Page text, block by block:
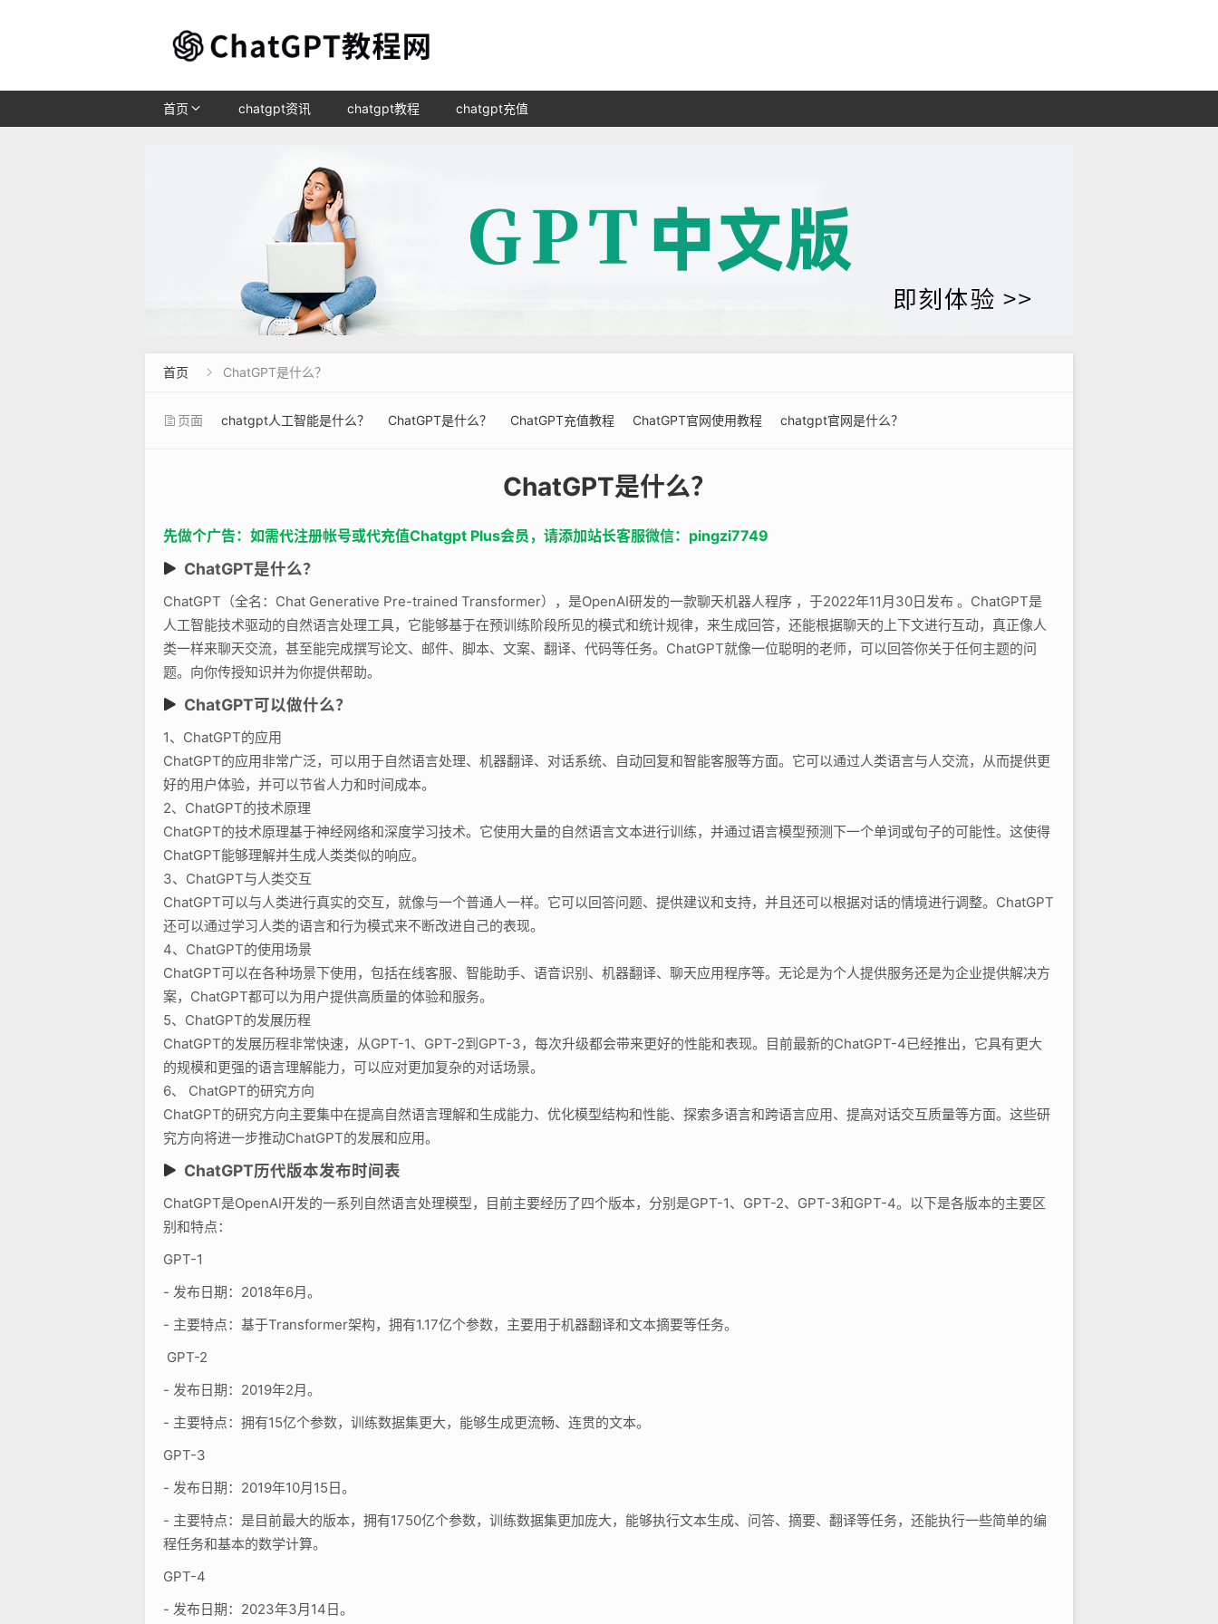
首页 chatgpt资讯 chatgpt教程 chatgpt充值
首页  ChatGPT是什么？
页面 chatgpt人工智能是什么？ ChatGPT是什么？ ChatGPT充值教程 ChatGPT官网使用教程 chatgpt官网是什么？
ChatGPT是什么？
先做个广告：如需代注册帐号或代充值Chatgpt Plus会员，请添加站长客服微信：pingzi7749
ChatGPT是什么？
ChatGPT（全名：Chat Generative Pre-trained Transformer），是OpenAI研发的一款聊天机器人程序 ，于2022年11月30日发布 。ChatGPT是
人工智能技术驱动的自然语言处理工具，它能够基于在预训练阶段所见的模式和统计规律，来生成回答，还能根据聊天的上下文进行互动，真正像人
类一样来聊天交流，甚至能完成撰写论文、邮件、脚本、文案、翻译、代码等任务。ChatGPT就像一位聪明的老师，可以回答你关于任何主题的问
题。向你传授知识并为你提供帮助。
ChatGPT可以做什么？
1、ChatGPT的应用
ChatGPT的应用非常广泛，可以用于自然语言处理、机器翻译、对话系统、自动回复和智能客服等方面。它可以通过人类语言与人交流，从而提供更
好的用户体验，并可以节省人力和时间成本。
2、ChatGPT的技术原理
ChatGPT的技术原理基于神经网络和深度学习技术。它使用大量的自然语言文本进行训练，并通过语言模型预测下一个单词或句子的可能性。这使得
ChatGPT能够理解并生成人类类似的响应。
3、ChatGPT与人类交互
ChatGPT可以与人类进行真实的交互，就像与一个普通人一样。它可以回答问题、提供建议和支持，并且还可以根据对话的情境进行调整。ChatGPT
还可以通过学习人类的语言和行为模式来不断改进自己的表现。
4、ChatGPT的使用场景
ChatGPT可以在各种场景下使用，包括在线客服、智能助手、语音识别、机器翻译、聊天应用程序等。无论是为个人提供服务还是为企业提供解决方
案，ChatGPT都可以为用户提供高质量的体验和服务。
5、ChatGPT的发展历程
ChatGPT的发展历程非常快速，从GPT-1、GPT-2到GPT-3，每次升级都会带来更好的性能和表现。目前最新的ChatGPT-4已经推出，它具有更大
的规模和更强的语言理解能力，可以应对更加复杂的对话场景。
6、 ChatGPT的研究方向
ChatGPT的研究方向主要集中在提高自然语言理解和生成能力、优化模型结构和性能、探索多语言和跨语言应用、提高对话交互质量等方面。这些研
究方向将进一步推动ChatGPT的发展和应用。
ChatGPT历代版本发布时间表
ChatGPT是OpenAI开发的一系列自然语言处理模型，目前主要经历了四个版本，分别是GPT-1、GPT-2、GPT-3和GPT-4。以下是各版本的主要区
别和特点：
GPT-1
- 发布日期：2018年6月。
- 主要特点：基于Transformer架构，拥有1.17亿个参数，主要用于机器翻译和文本摘要等任务。
GPT-2
- 发布日期：2019年2月。
- 主要特点：拥有15亿个参数，训练数据集更大，能够生成更流畅、连贯的文本。
GPT-3
- 发布日期：2019年10月15日。
- 主要特点：是目前最大的版本，拥有1750亿个参数，训练数据集更加庞大，能够执行文本生成、问答、摘要、翻译等任务，还能执行一些简单的编
程任务和基本的数学计算。
GPT-4
- 发布日期：2023年3月14日。